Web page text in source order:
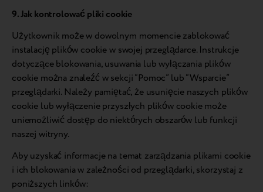
9. Jak kontrolować pliki cookie
Użytkownik może w dowolnym momencie zablokować
instalację plików cookie w swojej przeglądarce. Instrukcje
dotyczące blokowania, usuwania lub wyłączania plików
cookie można znaleźć w sekcji “Pomoc” lub “Wsparcie”
przeglądarki. Należy pamiętać, że usunięcie naszych plików
cookie lub wyłączenie przyszłych plików cookie może
uniemożliwić dostęp do niektórych obszarów lub funkcji
naszej witryny.
Aby uzyskać informacje na temat zarządzania plikami cookie
i ich blokowania w zależności od przeglądarki, skorzystaj z
poniższych linków: